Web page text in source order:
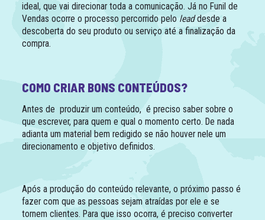
ideal, que vai direcionar toda a comunicação. Já no Funil de
Vendas ocorre o processo percorrido pelo leaddesde a
descoberta do seu produto ou serviço até a finalização da
compra.
COMO CRIAR BONS CONTEÚDOS?
Antes de produzir um conteúdo, é preciso saber sobre o
que escrever, para quem e qual o momento certo. De nada
adianta um material bem redigido se não houver nele um
direcionamento e objetivo definidos.
Após a produção do conteúdo relevante, o próximo passo é
fazer com que as pessoas sejam atraídas por ele e se
tornem clientes. Para que isso ocorra, é preciso converter